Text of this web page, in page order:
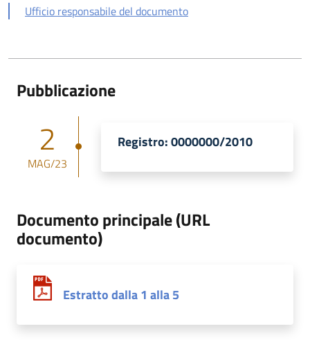
Ufficio responsabile del documento
Pubblicazione
2
MAG/23
Registro: 0000000/2010
Documento principale (URL
documento)
Estratto dalla 1 alla 5